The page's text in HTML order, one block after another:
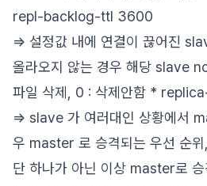
repl-backlog-ttl 3600
=> 설정값 내에 연결이 끊어진
올라오지 않는 경우 해당 slave
파일 삭제, 0 : 삭제안함 *
=> slave 가 여러대인 상황에서
우 master 로 승격되는 우선 순
단 하나가 아닌 이상 master로